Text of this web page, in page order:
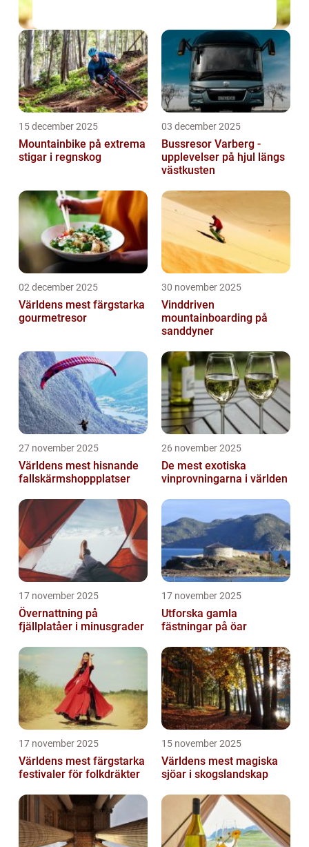
15 december 2025
Mountainbike på extrema
stigar i regnskog
03 december 2025
Bussresor Varberg -
upplevelser på hjul längs
västkusten
02 december 2025
Världens mest färgstarka
gourmetresor
30 november 2025
Vinddriven
mountainboarding på
sanddyner
27 november 2025
Världens mest hisnande
fallskärmshoppplatser
26 november 2025
De mest exotiska
vinprovningarna i världen
17 november 2025
Övernattning på
fjällplatåer i minusgrader
17 november 2025
Utforska gamla
fästningar på öar
17 november 2025
Världens mest färgstarka
festivaler för folkdräkter
15 november 2025
Världens mest magiska
sjöar i skogslandskap